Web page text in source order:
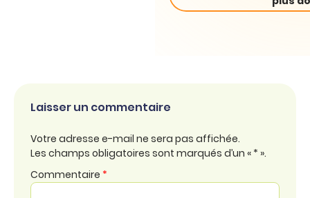
Laisser un commentaire
Votre adresse e-mail ne sera pas affichée.
Les champs obligatoires sont marqués d’un « * ».
Commentaire *